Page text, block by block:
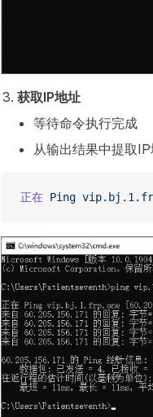
获取IP地址
等待命令执行完成
从输出结果中提取
正在 Ping